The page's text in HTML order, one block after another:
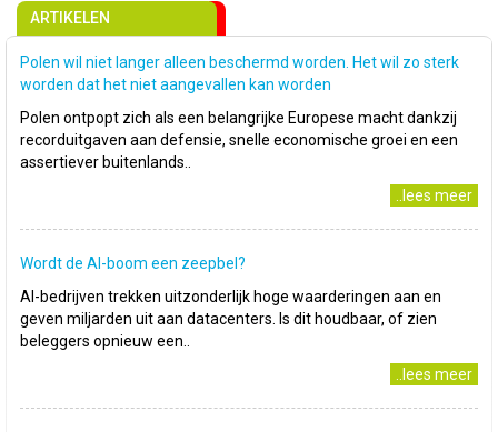
ARTIKELEN
Polen wil niet langer alleen beschermd worden. Het wil zo sterk
worden dat het niet aangevallen kan worden
Polen ontpopt zich als een belangrijke Europese macht dankzij
recorduitgaven aan defensie, snelle economische groei en een
assertiever buitenlands..
..lees meer
Wordt de AI-boom een zeepbel?
AI-bedrijven trekken uitzonderlijk hoge waarderingen aan en
geven miljarden uit aan datacenters. Is dit houdbaar, of zien
beleggers opnieuw een..
..lees meer